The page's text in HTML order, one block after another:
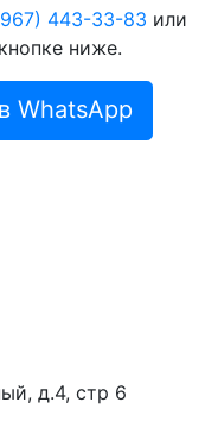
443-33-83 или
ниже.
WhatsApp
д.4, стр 6